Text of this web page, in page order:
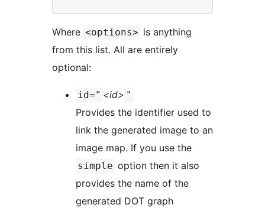
Where <options> is anything
from this list. All are entirely
optional:
id=" <id> "
Provides the identifier used to
link the generated image to an
image map. If you use the
simple option then it also
provides the name of the
generated DOT graph